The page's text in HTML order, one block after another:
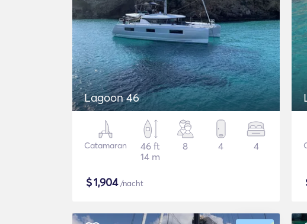
Lagoon 46
Catamaran
46 ft
14 m
8 4 4
$1,904/nacht